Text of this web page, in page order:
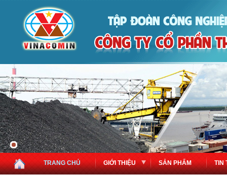
TRANG CHỦ GIỚI THIỆU SẢN PHẨM TIN